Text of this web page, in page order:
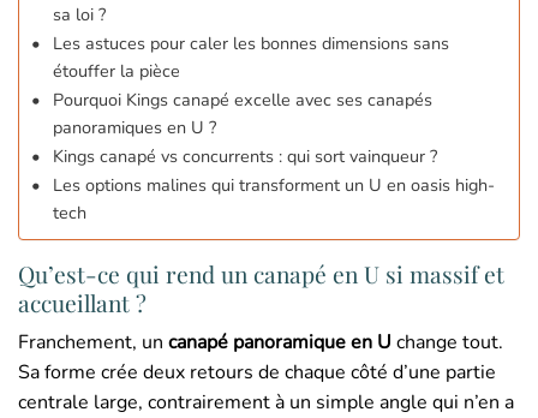
sa loi ?
Les astuces pour caler les bonnes dimensions sans
étouffer la pièce
Pourquoi Kings canapé excelle avec ses canapés
panoramiques en U ?
Kings canapé vs concurrents : qui sort vainqueur ?
Les options malines qui transforment un U en oasis high-
tech
Qu’est-ce qui rend un canapé en U si massif et
accueillant ?
Franchement, un canapé panoramique en U change tout.
Sa forme crée deux retours de chaque côté d’une partie
centrale large, contrairement à un simple angle qui n’en a